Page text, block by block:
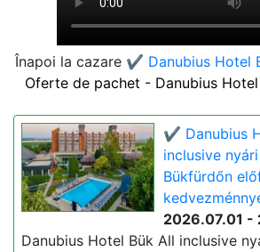
Înapoi la cazare ✔️ Danubius Hotel
Oferte de pachet - Danubius
✔️ Danubius
inclusive
Bükfürdőn
2026.07.01 -
Danubius Hotel Bük All inclusive